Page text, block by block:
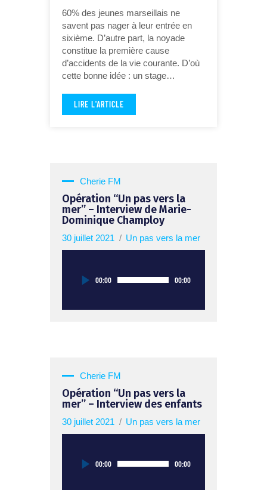
60% des jeunes marseillais ne
savent pas nager à leur entrée en
sixième. D’autre part, la noyade
constitue la première cause
d’accidents de la vie courante. D’où
cette bonne idée : un stage…
LIRE L'ARTICLE
Cherie FM
Opération “Un pas vers la
mer” – Interview de Marie-
Dominique Champloy
30 juillet 2021 Un pas vers la mer
Lecteur
audio
00:00 00:00
Cherie FM
Opération “Un pas vers la
mer” – Interview des enfants
30 juillet 2021 Un pas vers la mer
Lecteur
audio
00:00 00:00